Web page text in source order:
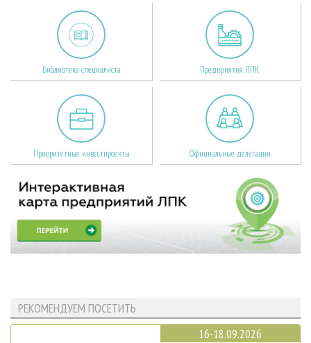
Библиотека специалиста Предприятия ЛПК
Приоритетные инвестпроекты Официальные делегации
РЕКОМЕНДУЕМ ПОСЕТИТЬ
16-18.09.2026